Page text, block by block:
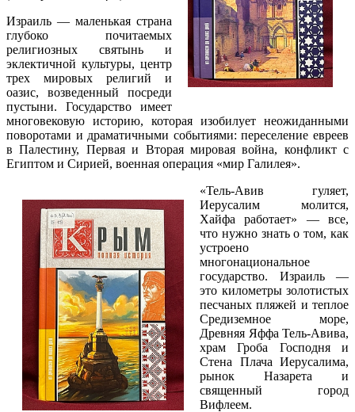
Израиль — маленькая страна
глубоко почитаемых
религиозных святынь и
эклектичной культуры, центр
трех мировых религий и
оазис, возведенный посреди
пустыни. Государство имеет
многовековую историю, которая изобилует неожиданными
поворотами и драматичными событиями: переселение евреев
в Палестину, Первая и Вторая мировая война, конфликт с
Египтом и Сирией, военная операция «мир Галилея».
«Тель-Авив гуляет,
Иерусалим молится,
Хайфа работает» — все,
что нужно знать о том, как
устроено
многонациональное
государство. Израиль —
это километры золотистых
песчаных пляжей и теплое
Средиземное море,
Древняя Яффа Тель-Авива,
храм Гроба Господня и
Стена Плача Иерусалима,
рынок Назарета и
священный город
Вифлеем.